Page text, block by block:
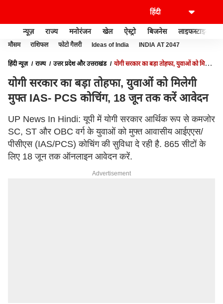
न्यूज़ राज्य मनोरंजन खेल ऐस्ट्रो बिजनेस लाइफस्टाइल
मौसम राशिफल फोटो गैलरी Ideas of India INDIA AT 2047
हिंदी न्यूज़ राज्य उत्तर प्रदेश और उत्तराखंड
योगी सरकार का बड़ा तोहफा, युवाओं को मिलेगी
योगी सरकार का बड़ा तोहफा, युवाओं को मिलेगी
मुफ्त IAS- PCS कोचिंग, 18 जून तक करें आवेदन
UP News In Hindi: यूपी में योगी सरकार आर्थिक रूप से कमजोर
SC, ST और OBC वर्ग के युवाओं को मुफ्त आवासीय आईएएस/
पीसीएस (IAS/PCS) कोचिंग की सुविधा दे रही है. 865 सीटों के
लिए 18 जून तक ऑनलाइन आवेदन करें.
Advertisement